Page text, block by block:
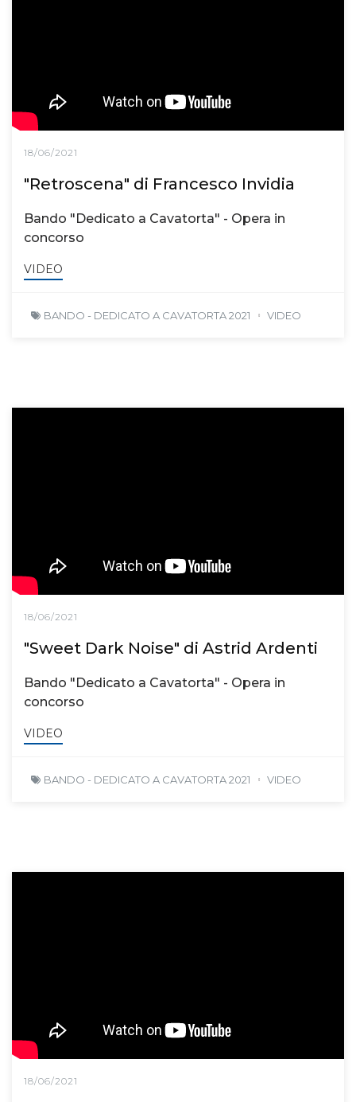
18/06/2021
"Retroscena" di Francesco Invidia
Bando "Dedicato a Cavatorta" - Opera in
concorso
VIDEO
BANDO - DEDICATO A CAVATORTA 2021 VIDEO
18/06/2021
"Sweet Dark Noise" di Astrid Ardenti
Bando "Dedicato a Cavatorta" - Opera in
concorso
VIDEO
BANDO - DEDICATO A CAVATORTA 2021 VIDEO
18/06/2021